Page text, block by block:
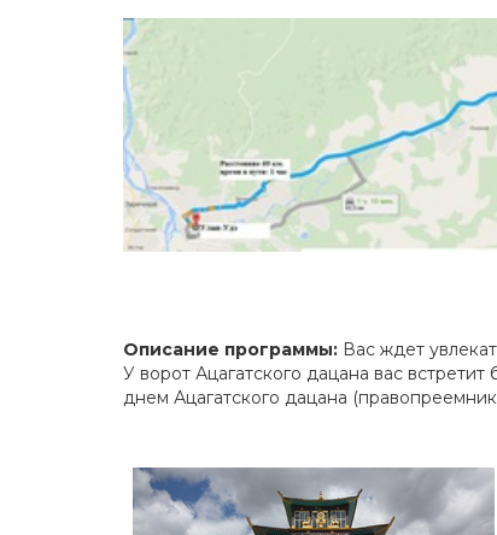
Описание программы: Вас ждет
У ворот Ацагатского дацана вас
днем Ацагатского дацана